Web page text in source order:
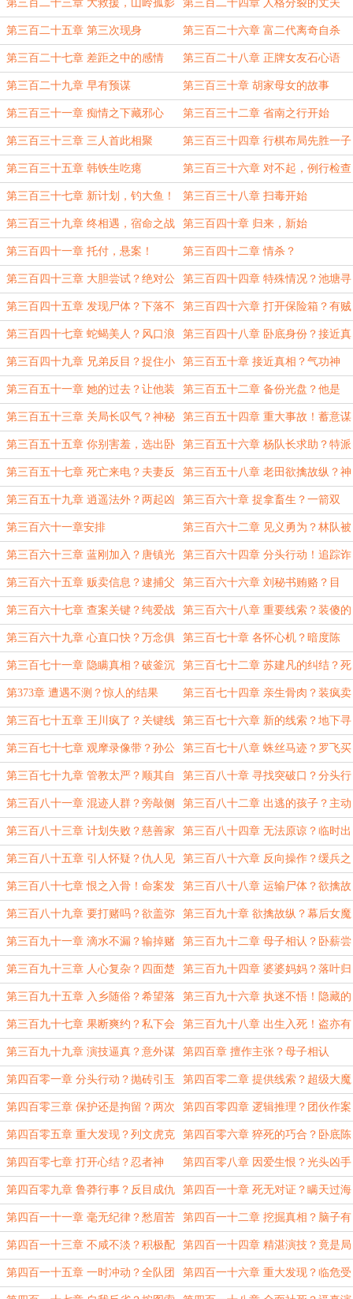
第三百二十三章 大救援，山岭孤影 第三百二十四章 人格分裂的丈夫
第三百二十五章 第三次现身 第三百二十六章 富二代离奇自杀
第三百二十七章 差距之中的感情 第三百二十八章 正牌女友石心语
第三百二十九章 早有预谋 第三百三十章 胡家母女的故事
第三百三十一章 痴情之下藏邪心 第三百三十二章 省南之行开始
第三百三十三章 三人首此相聚 第三百三十四章 行棋布局先胜一子
第三百三十五章 韩铁生吃瘪 第三百三十六章 对不起，例行检查
第三百三十七章 新计划，钓大鱼！ 第三百三十八章 扫毒开始
第三百三十九章 终相遇，宿命之战 第三百四十章 归来，新始
第三百四十一章 托付，悬案！ 第三百四十二章 情杀？
第三百四十三章 大胆尝试？绝对公
平！
第三百四十四章 特殊情况？池塘寻
骨！
第三百四十五章 发现尸体？下落不
明！
第三百四十六章 打开保险箱？有贼
入室？
第三百四十七章 蛇蝎美人？风口浪
尖！
第三百四十八章 卧底身份？接近真
相？
第三百四十九章 兄弟反目？捉住小
老鼠
第三百五十章 接近真相？气功神
童！
第三百五十一章 她的过去？让他装
到了！
第三百五十二章 备份光盘？他是
谁？
第三百五十三章 关局长叹气？神秘
小礼物
第三百五十四章 重大事故！蓄意谋
害？
第三百五十五章 你别害羞，选出卧
底
第三百五十六章 杨队长求助？特派
调查员！
第三百五十七章 死亡来电？夫妻反
目！
第三百五十八章 老田欲擒故纵？神
枪罗飞！
第三百五十九章 逍遥法外？两起凶
案！
第三百六十章 捉拿畜生？一箭双
雕！
第三百六十一章安排 第三百六十二章 见义勇为？林队被
抓！
第三百六十三章 蓝刚加入？唐镇光
现身！
第三百六十四章 分头行动！追踪诈
骗犯！
第三百六十五章 贩卖信息？逮捕父
母！
第三百六十六章 刘秘书贿赂？目
标：望花镇！
第三百六十七章 查案关键？纯爱战
神！
第三百六十八章 重要线索？装傻的
开水壶
第三百六十九章 心直口快？万念俱
灰！
第三百七十章 各怀心机？暗度陈
仓！
第三百七十一章 隐瞒真相？破釜沉
舟
第三百七十二章 苏建凡的纠结？死
者是谁？
第373章 遭遇不测？惊人的结果 第三百七十四章 亲生骨肉？装疯卖
傻！
第三百七十五章 王川疯了？关键线
索！
第三百七十六章 新的线索？地下寻
宝！
第三百七十七章 观摩录像带？孙公
子失踪！
第三百七十八章 蛛丝马迹？罗飞买
保险？
第三百七十九章 管教太严？顺其自
然！
第三百八十章 寻找突破口？分头行
动！
第三百八十一章 混迹人群？旁敲侧
击！
第三百八十二章 出逃的孩子？主动
请缨！
第三百八十三章 计划失败？慈善家
唐诗羽！
第三百八十四章 无法原谅？临时出
差！
第三百八十五章 引人怀疑？仇人见
面
第三百八十六章 反向操作？缓兵之
计！
第三百八十七章 恨之入骨！命案发
生！
第三百八十八章 运输尸体？欲擒故
纵？
第三百八十九章 要打赌吗？欲盖弥
彰！
第三百九十章 欲擒故纵？幕后女魔
头？
第三百九十一章 滴水不漏？输掉赌
约？
第三百九十二章 母子相认？卧薪尝
胆！
第三百九十三章 人心复杂？四面楚
歌！
第三百九十四章 婆婆妈妈？落叶归
根！
第三百九十五章 入乡随俗？希望落
空
第三百九十六章 执迷不悟！隐藏的
真相
第三百九十七章 果断爽约？私下会
晤
第三百九十八章 出生入死！盗亦有
道
第三百九十九章 演技逼真？意外谋
杀
第四百章 擅作主张？母子相认
第四百零一章 分头行动？抛砖引玉 第四百零二章 提供线索？超级大魔
王
第四百零三章 保护还是拘留？两次
意外
第四百零四章 逻辑推理？团伙作案
第四百零五章 重大发现？列文虎克
苏建凡
第四百零六章 猝死的巧合？卧底陈
刚
第四百零七章 打开心结？忍者神
龟！
第四百零八章 因爱生恨？光头凶手
第四百零九章 鲁莽行事？反目成仇 第四百一十章 死无对证？瞒天过海
第四百一十一章 毫无纪律？愁眉苦
脸
第四百一十二章 挖掘真相？脑子有
问题
第四百一十三章 不咸不淡？积极配
合
第四百一十四章 精湛演技？竟是局
中局
第四百一十五章 一时冲动？全队团 第四百一十六章 重大发现？临危受